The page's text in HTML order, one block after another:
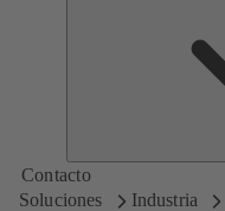
Contacto
Soluciones
Industria